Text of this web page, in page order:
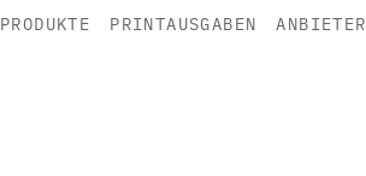
PRODUKTE PRINTAUSGABEN ANBIETER